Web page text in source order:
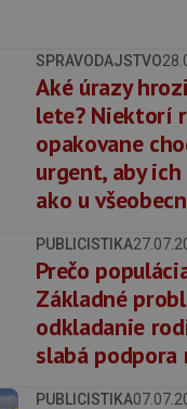
SPRAVODAJSTVO
Aké úrazy
lete? Niektorí
opakovane
urgent, aby
ako u
PUBLICISTIKA
Prečo
Základné
odkladanie
slabá podpora
PUBLICISTIKA